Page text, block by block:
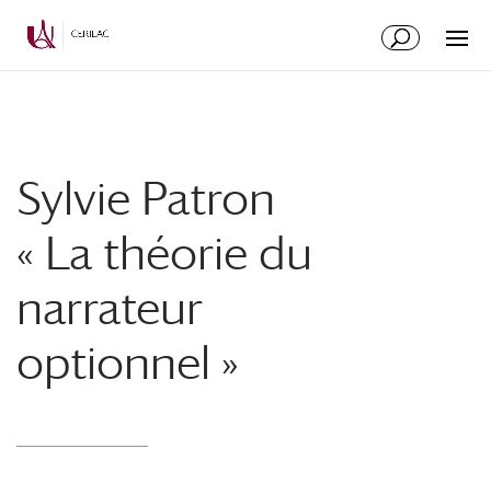
Sylvie Patron
« La théorie du
narrateur
optionnel »